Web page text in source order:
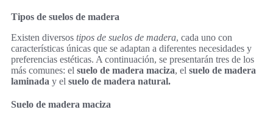
Tipos de suelos de madera
Existen diversos tipos de suelos de madera, cada uno con
características únicas que se adaptan a diferentes necesidades y
preferencias estéticas. A continuación, se presentarán tres de los
más comunes: el suelo de madera maciza, el suelo de madera
laminada y el suelo de madera natural.
Suelo de madera maciza